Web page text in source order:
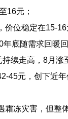
16元；
价位稳定在
底随需求回暖
续走高，8月涨
元，创下近
霜冻灾害，但整